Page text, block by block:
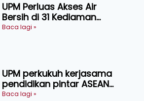
UPM Perluas Akses Air
Bersih di 31 Kediaman
Orang Asli Tasik Chini
Baca lagi »
UPM perkukuh kerjasama
pendidikan pintar ASEAN
menerusi lawatan rasmi ke
Baca lagi »